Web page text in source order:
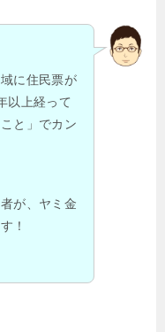
に住民票が
以上経って
と」でカン
が、ヤミ金
！